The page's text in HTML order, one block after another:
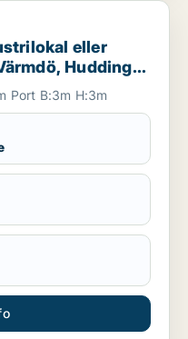
eller garage för uthyrning i
eller
Huddinge
Port B:3m H:3m